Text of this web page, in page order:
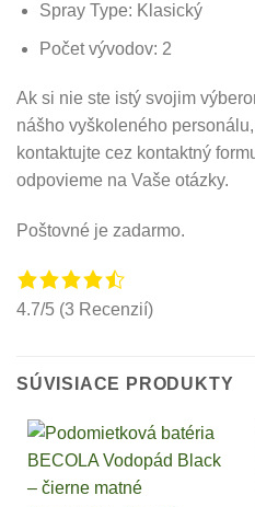
Spray Type: Klasický
Počet vývodov: 2
Ak si nie ste istý svojim
nášho vyškoleného
kontaktujte cez kontaktný
odpovieme na Vaše otázky.
Poštovné je zadarmo.
4.7/5 (3 Recenzií)
SÚVISIACE PRODUKTY